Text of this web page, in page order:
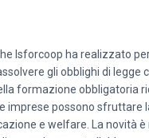
Isforcoop ha realizzato
gli obblighi di legge
formazione obbligatoria
imprese possono
e welfare. La novità